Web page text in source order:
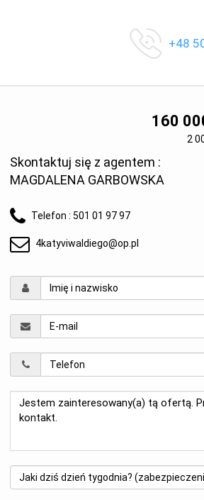
+48
160
2
Skontaktuj się z agentem :
MAGDALENA GARBOWSKA
Telefon : 501 01 97 97
4katyviwaldiego@op.pl